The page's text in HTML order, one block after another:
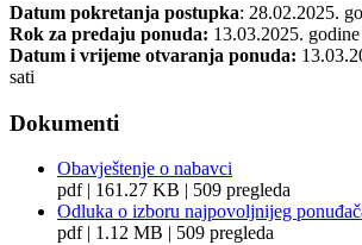
Datum pokretanja postupka: 28.02.2025.
Rok za predaju ponuda: 13.03.2025.
Datum i vrijeme otvaranja ponuda:
sati
Dokumenti
Obavještenje o nabavci
pdf | 161.27 KB | 509 pregleda
Odluka o izboru najpovoljnijeg
pdf | 1.12 MB | 509 pregleda